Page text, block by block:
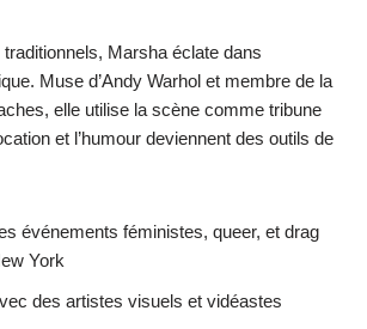
Marsha éclate dans
Muse d’Andy Warhol et membre de la
elle utilise la scène comme tribune
et l’humour deviennent des outils de
événements féministes, queer, et drag
York
des artistes visuels et vidéastes